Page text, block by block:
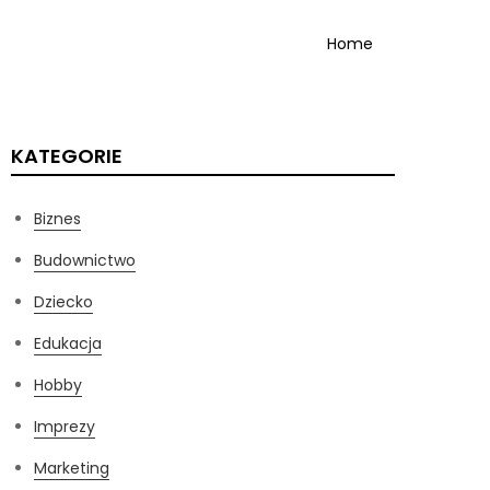
Home
KATEGORIE
Biznes
Budownictwo
Dziecko
Edukacja
Hobby
Imprezy
Marketing